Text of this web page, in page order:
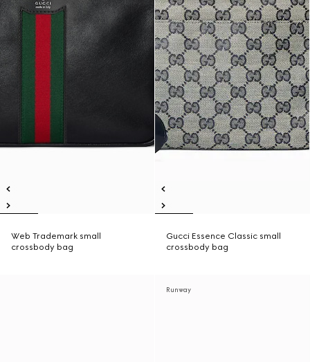
Web Trademark small
crossbody bag
Gucci Essence Classic small
crossbody bag
Runway